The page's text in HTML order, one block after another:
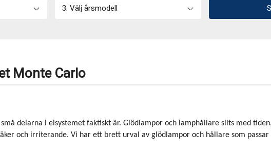
3. Välj årsmodell
Monte Carlo
delarna i elsystemet faktiskt är. Glödlampor och lamphållare slits med
och irriterande. Vi har ett brett urval av glödlampor och hållare som